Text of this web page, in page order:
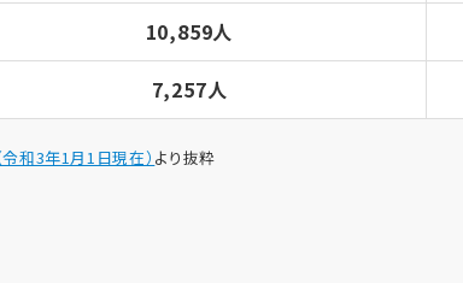
10,859人
7,257人
和3年1月1日現在） より抜粋